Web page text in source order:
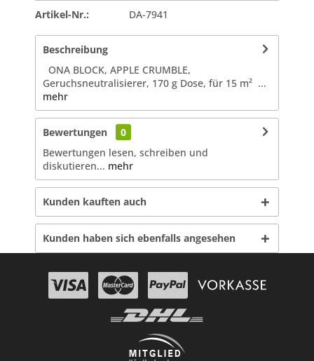
Artikel-Nr.: DA-7941
Beschreibung
ONA BLOCK, APPLE CRUMBLE,
Geruchsneutralisierer, 170 g Dose, für 15 m² ...
mehr
Bewertungen
0
Bewertungen lesen, schreiben und
diskutieren... mehr
Kunden kauften auch
Kunden haben sich ebenfalls angesehen